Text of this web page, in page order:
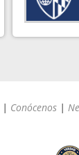
| Conócenos |